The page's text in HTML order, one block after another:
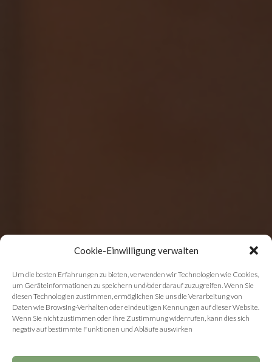
Cookie-Einwilligung verwalten
Um die besten Erfahrungen zu bieten, verwenden wir Technologien wie Cookies,
um Geräteinformationen zu speichern und/oder darauf zuzugreifen. Wenn Sie
diesen Technologien zustimmen, ermöglichen Sie uns die Verarbeitung von
Daten wie Browsing-Verhalten oder eindeutigen Kennungen auf dieser Website.
Wenn Sie nicht zustimmen oder Ihre Zustimmung widerrufen, kann dies sich
negativ auf bestimmte Funktionen und Abläufe auswirken